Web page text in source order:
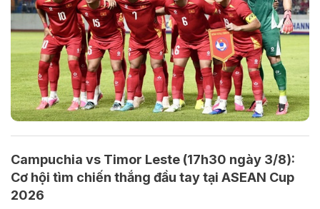
Campuchia vs Timor Leste (17h30 ngày 3/8):
Cơ hội tìm chiến thắng đầu tay tại ASEAN Cup
2026